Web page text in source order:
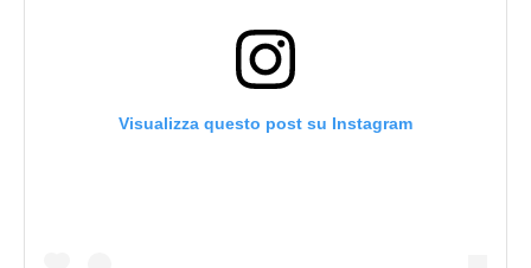
Visualizza questo post su Instagram